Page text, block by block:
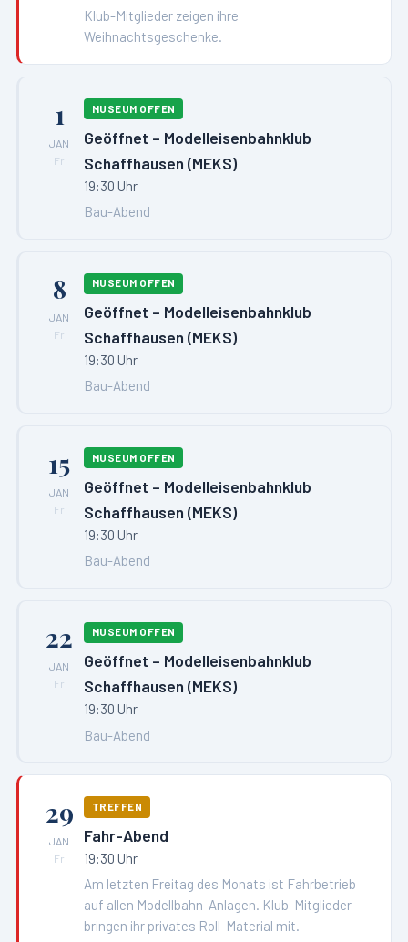
Klub-Mitglieder zeigen ihre
Weihnachtsgeschenke.
1
JAN
Fr
MUSEUM OFFEN
Geöffnet – Modelleisenbahnklub
Schaffhausen (MEKS)
19:30 Uhr
Bau-Abend
8
JAN
Fr
MUSEUM OFFEN
Geöffnet – Modelleisenbahnklub
Schaffhausen (MEKS)
19:30 Uhr
Bau-Abend
15
JAN
Fr
MUSEUM OFFEN
Geöffnet – Modelleisenbahnklub
Schaffhausen (MEKS)
19:30 Uhr
Bau-Abend
22
JAN
Fr
MUSEUM OFFEN
Geöffnet – Modelleisenbahnklub
Schaffhausen (MEKS)
19:30 Uhr
Bau-Abend
29
JAN
Fr
TREFFEN
Fahr-Abend
19:30 Uhr
Am letzten Freitag des Monats ist Fahrbetrieb
auf allen Modellbahn-Anlagen. Klub-Mitglieder
bringen ihr privates Roll-Material mit.